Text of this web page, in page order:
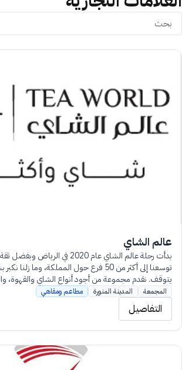
عالم الشاي
بدأت رحلة عالم الشاي عام 2020 في
توسعنا إلى أكثر من 50 فرع حول المملكة، وما
يتوقف. نقدم مجموعة من أجود أنواع الشاي والقهوة،
المجمعة المدينة المنورة مطاعم ومقاهي
التفاصيل